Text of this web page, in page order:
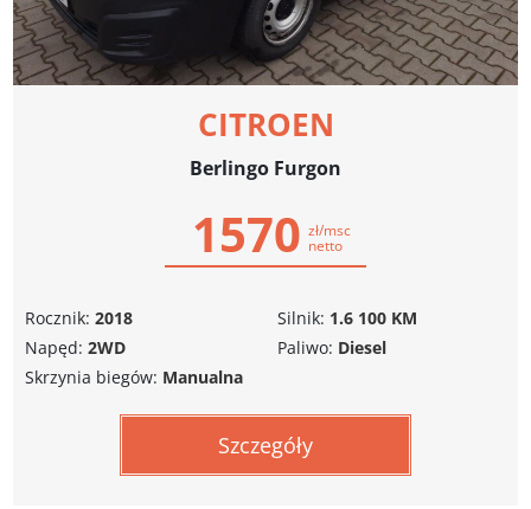
CITROEN
Berlingo Furgon
1570 zł/msc
netto
Rocznik: 2018
Napęd: 2WD
Silnik: 1.6 100 KM
Paliwo: Diesel
Skrzynia biegów: Manualna
Szczegóły